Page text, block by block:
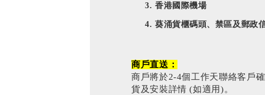
香港國際機場
葵涌貨櫃碼頭、禁區及郵政
商戶直送：
商戶將於2-4個工作天聯絡客戶
貨及安裝詳情 (如適用)。